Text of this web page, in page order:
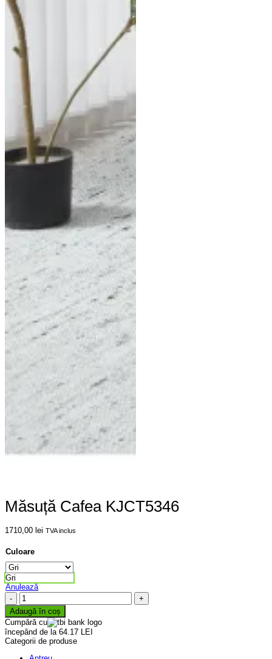
Măsuță Cafea KJCT5346
1710,00 lei TVA inclus
Culoare
Gri
Anulează
Cantitate
Măsuță
Cafea
KJCT5346
Adaugă în coș
Cumpără cu
începând de la 64.17 LEI
Categorii de produse